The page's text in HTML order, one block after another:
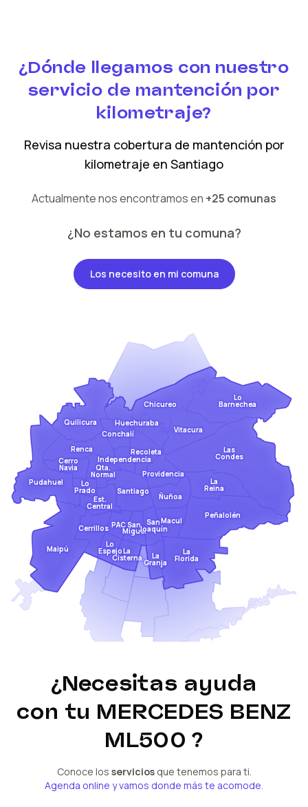
¿Dónde llegamos con nuestro
servicio de mantención por
kilometraje?
Revisa nuestra cobertura de mantención por
kilometraje en Santiago
Actualmente nos encontramos en +25 comunas
¿No estamos en tu comuna?
Los necesito en mi comuna
Chicureo
Maipú
Cerrillos
Est.
Central
Pudahuel Lo
Prado
Cerro
Navia
Santiago
Renca
Qta.
Normal
Recoleta
Independencia
Quilicura
Conchalí
La
Cisterna
Lo
Espejo
PACSan
Miguel
La
Granja
San
Joaquín
Providencia
Ñuñoa
La
Reina
Macul
La
Florida
Peñalolén
Las
Condes
Vitacura
Lo
Barnechea
Huechuraba
¿Necesitas ayuda
con tu MERCEDES BENZ
ML500 ?
Conoce los servicios que tenemos para ti.
Agenda online y vamos donde más te acomode.